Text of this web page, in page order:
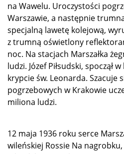
na Wawelu. Uroczystości
Warszawie, a następnie
specjalną lawetę kolejową,
z trumną oświetlony
noc. Na stacjach Marszałka
ludzi. Józef Piłsudski, spoczął
krypcie św. Leonarda. Szacuje
pogrzebowych w Krakowie
miliona ludzi.
12 maja 1936 roku serce
wileńskiej Rossie Na